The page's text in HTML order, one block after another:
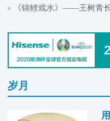
《锦鲤戏水》——王树青
岁月